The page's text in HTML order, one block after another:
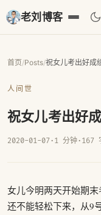
老刘博客
首页/Posts/祝女儿考出好成
人间世
祝女儿考出好
2020-01-07· 1 分钟· 167
女儿今明两天开始期
还不能轻松下来，从9